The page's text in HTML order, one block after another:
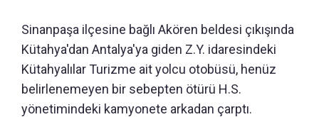
Sinanpaşa ilçesine bağlı Akören beldesi çıkışında
Kütahya'dan Antalya'ya giden Z.Y. idaresindeki
Kütahyalılar Turizme ait yolcu otobüsü, henüz
belirlenemeyen bir sebepten ötürü H.S.
yönetimindeki kamyonete arkadan çarptı.